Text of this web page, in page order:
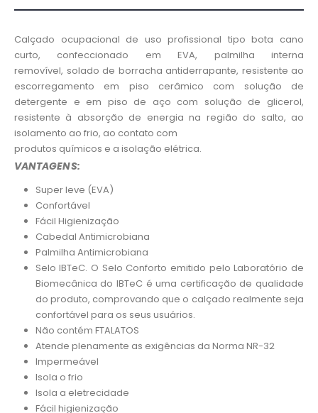
Calçado ocupacional de uso profissional tipo bota cano
curto, confeccionado em EVA, palmilha interna
removível, solado de borracha antiderrapante, resistente ao
escorregamento em piso cerâmico com solução de
detergente e em piso de aço com solução de glicerol,
resistente à absorção de energia na região do salto, ao
isolamento ao frio, ao contato com
produtos químicos e a isolação elétrica.
VANTAGENS:
Super leve (EVA)
Confortável
Fácil Higienização
Cabedal Antimicrobiana
Palmilha Antimicrobiana
Selo IBTeC. O Selo Conforto emitido pelo Laboratório de
Biomecânica do IBTeC é uma certificação de qualidade
do produto, comprovando que o calçado realmente seja
confortável para os seus usuários.
Não contém FTALATOS
Atende plenamente as exigências da Norma NR-32
Impermeável
Isola o frio
Isola a eletrecidade
Fácil higienização